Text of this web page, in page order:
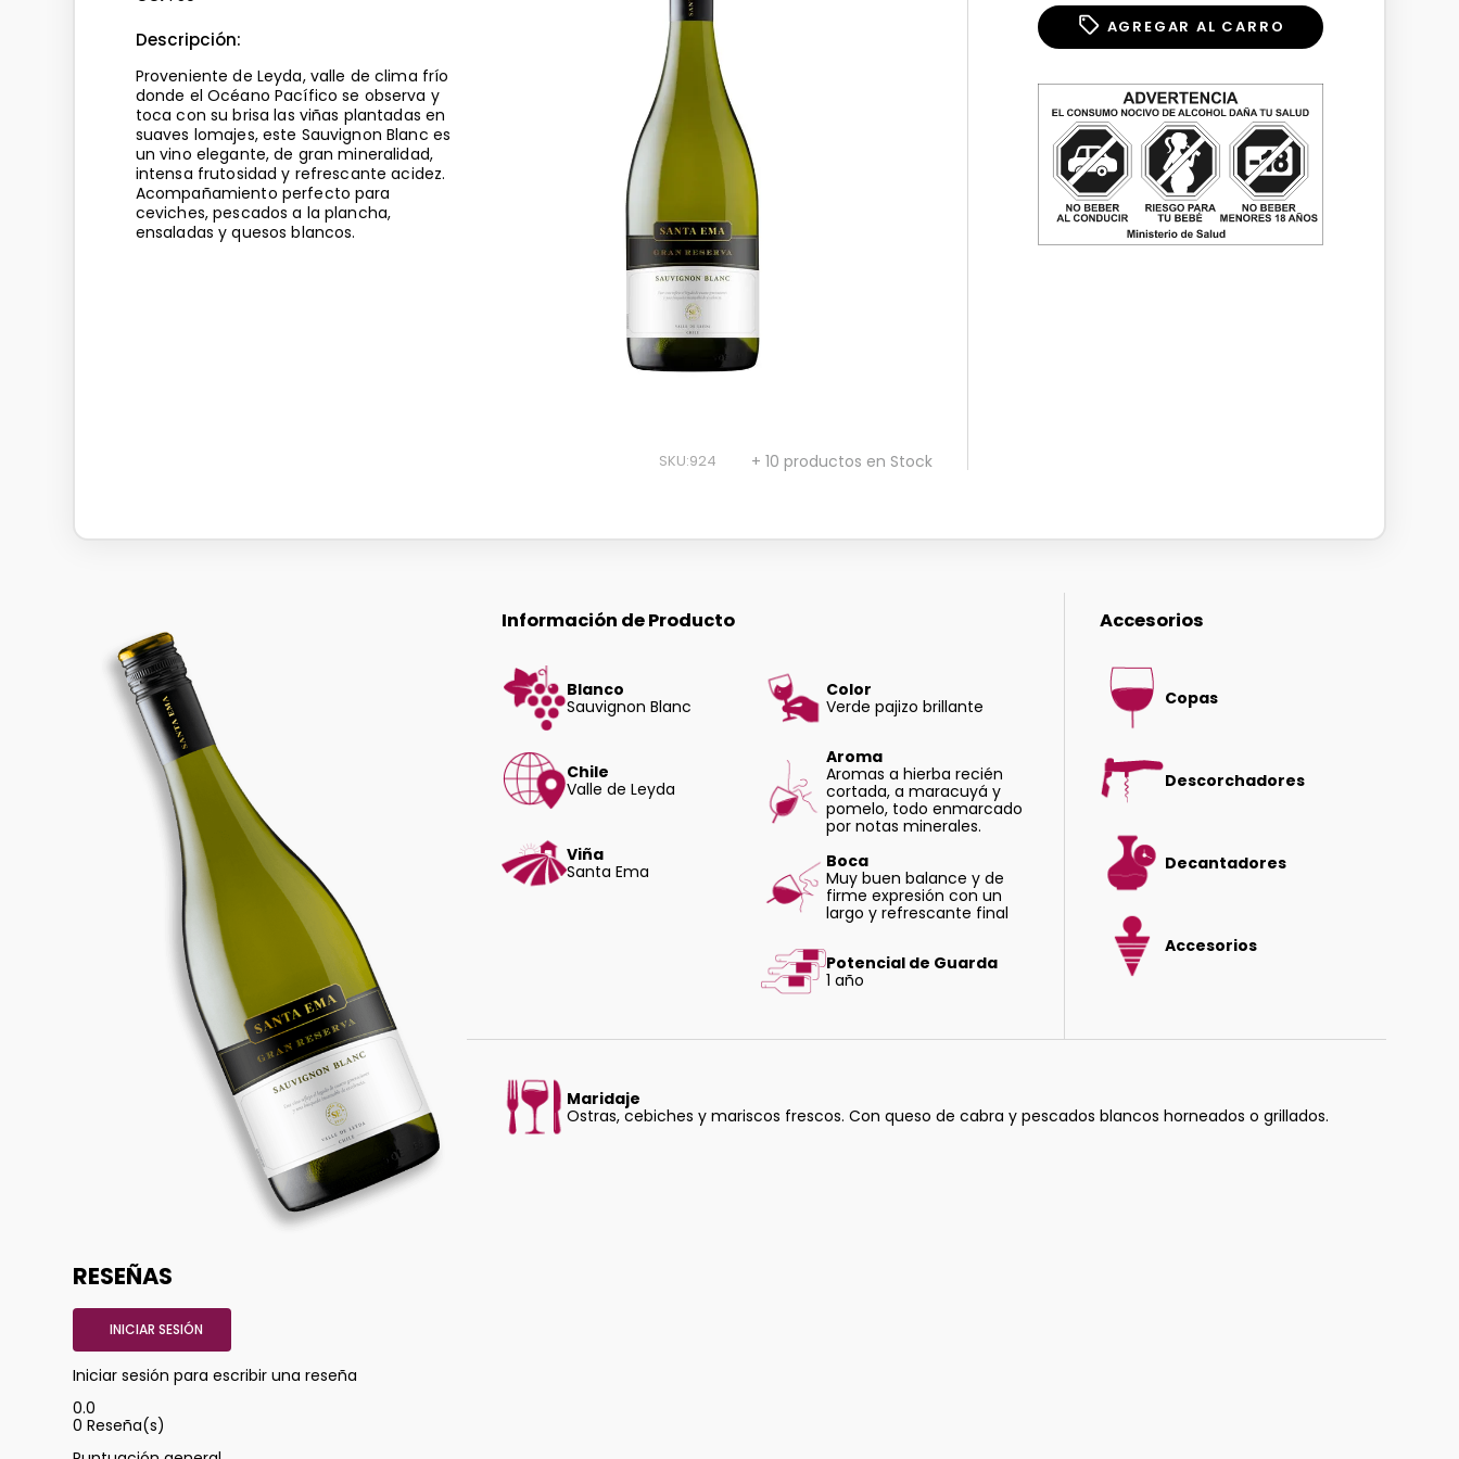
Descripción:
Proveniente de Leyda, valle de clima frío
donde el Océano Pacífico se observa y
toca con su brisa las viñas plantadas en
suaves lomajes, este Sauvignon Blanc es
un vino elegante, de gran mineralidad,
intensa frutosidad y refrescante acidez.
Acompañamiento perfecto para
ceviches, pescados a la plancha,
ensaladas y quesos blancos.
SKU:924 + 10 productos en Stock
AGREGAR AL CARRO
Información de Producto
Blanco
Sauvignon Blanc
Chile
Valle de Leyda
Viña
Santa Ema
Color
Verde pajizo brillante
Aroma
Aromas a hierba recién
cortada, a maracuyá y
pomelo, todo enmarcado
por notas minerales.
Boca
Muy buen balance y de
firme expresión con un
largo y refrescante final
Potencial de Guarda
1 año
Accesorios
Copas
Descorchadores
Decantadores
Accesorios
Maridaje
Ostras, cebiches y mariscos frescos. Con queso de cabra y pescados blancos horneados o grillados.
RESEÑAS
INICIAR SESIÓN
Iniciar sesión para escribir una reseña
0.0
0 Reseña(s)
reserva